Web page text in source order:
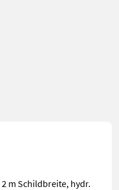
m Schildbreite, hydr.